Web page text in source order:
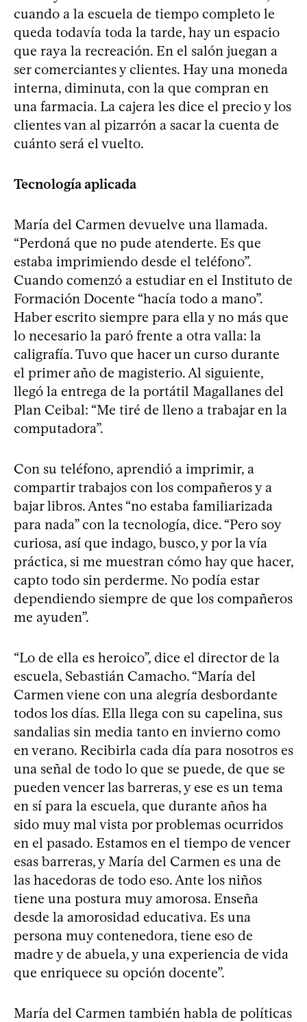
cuando a la escuela de tiempo completo le
queda todavía toda la tarde, hay un espacio
que raya la recreación. En el salón juegan a
ser comerciantes y clientes. Hay una moneda
interna, diminuta, con la que compran en
una farmacia. La cajera les dice el precio y los
clientes van al pizarrón a sacar la cuenta de
cuánto será el vuelto.
Tecnología aplicada
María del Carmen devuelve una llamada.
“Perdoná que no pude atenderte. Es que
estaba imprimiendo desde el teléfono”.
Cuando comenzó a estudiar en el Instituto de
Formación Docente “hacía todo a mano”.
Haber escrito siempre para ella y no más que
lo necesario la paró frente a otra valla: la
caligrafía. Tuvo que hacer un curso durante
el primer año de magisterio. Al siguiente,
llegó la entrega de la portátil Magallanes del
Plan Ceibal: “Me tiré de lleno a trabajar en la
computadora”.
Con su teléfono, aprendió a imprimir, a
compartir trabajos con los compañeros y a
bajar libros. Antes “no estaba familiarizada
para nada” con la tecnología, dice. “Pero soy
curiosa, así que indago, busco, y por la vía
práctica, si me muestran cómo hay que hacer,
capto todo sin perderme. No podía estar
dependiendo siempre de que los compañeros
me ayuden”.
“Lo de ella es heroico”, dice el director de la
escuela, Sebastián Camacho. “María del
Carmen viene con una alegría desbordante
todos los días. Ella llega con su capelina, sus
sandalias sin media tanto en invierno como
en verano. Recibirla cada día para nosotros es
una señal de todo lo que se puede, de que se
pueden vencer las barreras, y ese es un tema
en sí para la escuela, que durante años ha
sido muy mal vista por problemas ocurridos
en el pasado. Estamos en el tiempo de vencer
esas barreras, y María del Carmen es una de
las hacedoras de todo eso. Ante los niños
tiene una postura muy amorosa. Enseña
desde la amorosidad educativa. Es una
persona muy contenedora, tiene eso de
madre y de abuela, y una experiencia de vida
que enriquece su opción docente”.
María del Carmen también habla de políticas